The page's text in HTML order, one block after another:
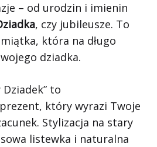
– od urodzin i imienin
, czy jubileusze. To
która na długo
dziadka.
to
który wyrazi Twoje
Stylizacja na stary
listewka i naturalna